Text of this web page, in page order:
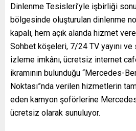
Dinlenme Tesisleri’yle işbirliği
bölgesinde oluşturulan dinlenme
kapalı, hem açık alanda hizmet
Sohbet köşeleri, 7/24 TV yayını ve
izleme imkânı, ücretsiz internet
ikramının bulunduğu “Mercedes-
Noktası”nda verilen hizmetlerin
eden kamyon şoförlerine
ücretsiz olarak sunuluyor.